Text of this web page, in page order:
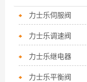
力士乐伺服阀
力士乐调速阀
力士乐继电器
力士乐平衡阀